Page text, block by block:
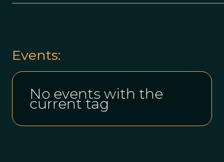
Events:
No events with the
current tag